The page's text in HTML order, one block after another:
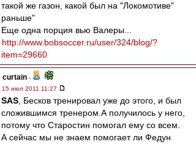
такой же газон, какой был на "Локомотиве"
раньше"
Еще одна порция вью Валеры...
http://www.bobsoccer.ru/user/324/blog/?
item=29660
curtain -
15 июл 2011 11:27
SAS , Бесков тренировал уже до этого, и был
сложившимся тренером.А получилось у него,
потому что Старостин помогал ему со всем.
А сейчас мы не знаем помогает ли Федун